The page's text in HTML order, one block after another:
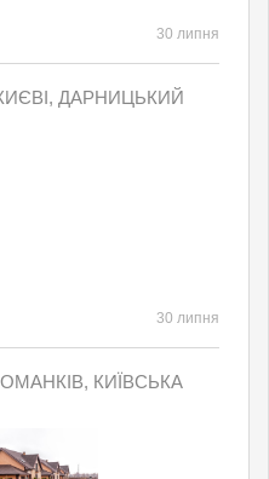
30 липня
ДАРНИЦЬКИЙ
30 липня
КИЇВСЬКА